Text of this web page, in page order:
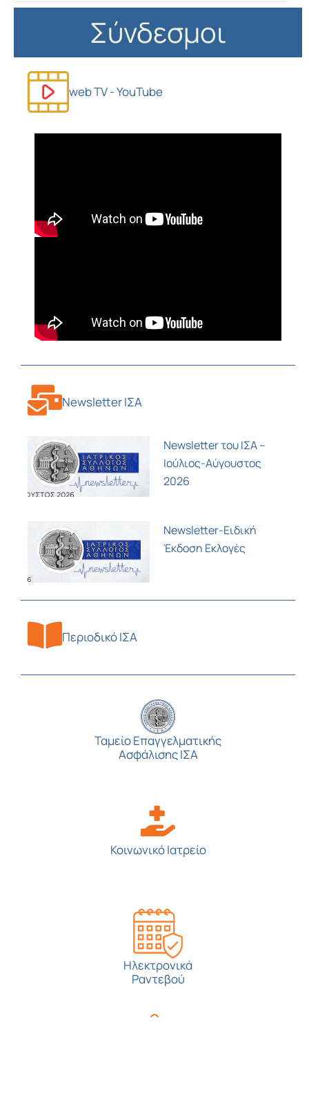
Σύνδεσμοι
web TV - YouTube
Newsletter ΙΣΑ
Newsletter του ΙΣΑ –
Ιούλιος-Αύγουστος
2026
Newsletter-Ειδική
Έκδοση Εκλογές
Περιοδικό ΙΣΑ
Ταμείο Επαγγελματικής
Ασφάλισης ΙΣΑ
Κοινωνικό Ιατρείο
Ηλεκτρονικά
Ραντεβού